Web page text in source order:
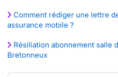
Comment rédiger une lettre
assurance mobile ?
Résiliation abonnement salle
Bretonneux